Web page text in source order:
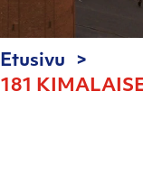
Etusivu
181